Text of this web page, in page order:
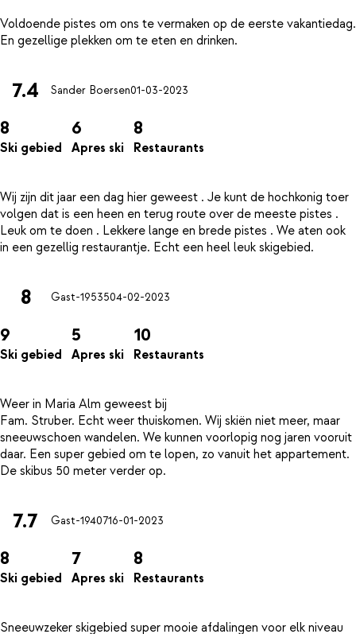
Voldoende pistes om ons te vermaken op de eerste vakantiedag.
7.4 Sander Boersen01-03-2023
8
Ski gebied
6
Apres ski
8
Restaurants
Wij zijn dit jaar een dag hier geweest . Je kunt de hochkonig toer
volgen dat is een heen en terug route over de meeste pistes .
Leuk om te doen . Lekkere lange en brede pistes . We aten ook
8 Gast-1953504-02-2023
9
Ski gebied
5
Apres ski
10
Restaurants
Weer in Maria Alm geweest bij
Fam. Struber. Echt weer thuiskomen. Wij skiën niet meer, maar
sneeuwschoen wandelen. We kunnen voorlopig nog jaren vooruit
daar. Een super gebied om te lopen, zo vanuit het appartement.
7.7 Gast-1940716-01-2023
8
Ski gebied
7
Apres ski
8
Restaurants
Sneeuwzeker skigebied super mooie afdalingen voor elk niveau